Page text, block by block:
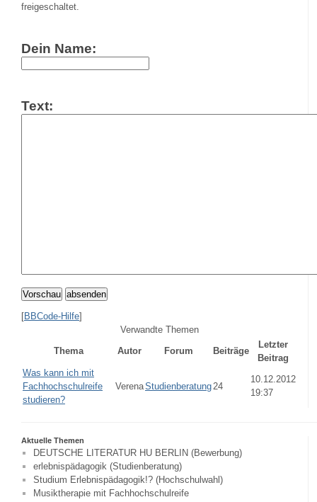
freigeschaltet.
Dein Name:
Text:
Vorschau absenden
[BBCode-Hilfe]
Verwandte Themen
Thema
Autor Forum Beiträge
Letzter
Beitrag
Was kann ich mit
Fachhochschulreife
studieren?
VerenaStudienberatung24
10.12.2012
19:37
Aktuelle Themen
DEUTSCHE LITERATUR HU BERLIN (Bewerbung)
erlebnispädagogik (Studienberatung)
Studium Erlebnispädagogik!? (Hochschulwahl)
Musiktherapie mit Fachhochschulreife